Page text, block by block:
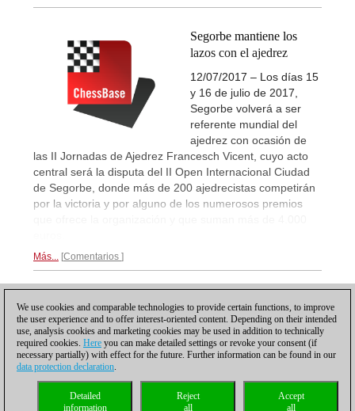
Segorbe mantiene los
lazos con el ajedrez
12/07/2017 – Los días 15
y 16 de julio de 2017,
Segorbe volverá a ser
referente mundial del
ajedrez con ocasión de
las II Jornadas de Ajedrez Francesch Vicent, cuyo acto
central será la disputa del II Open Internacional Ciudad
de Segorbe, donde más de 200 ajedrecistas competirán
por la victoria y por alguno de los numerosos premios
Más... Comentarios
Política de privacidad |Para contactar Cookies Management
Licencias
Compliance Hotline
We use cookies and comparable technologies to provide certain functions, to improve
the user experience and to offer interest-oriented content. Depending on their intended
use, analysis cookies and marketing cookies may be used in addition to technically
required cookies. Here you can make detailed settings or revoke your consent (if
necessary partially) with effect for the future. Further information can be found in our
data protection declaration.
Accept
all
Reject
all
Detailed
information